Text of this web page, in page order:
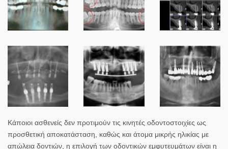
Κάποιοι ασθενείς δεν προτιμούν τις κινητές οδοντοστοιχίες ως
προσθετική αποκατάσταση, καθώς και άτομα μικρής ηλικίας με
απώλεια δοντιών, η επιλογή των οδοντικών εμφυτευμάτων είναι η